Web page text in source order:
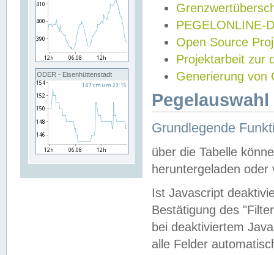
ODER - Eisenhüttenstadt
PEGELONLINE-
Open Source
Projektarbeit zur
Generierung von
Grundlegende
über die Tabelle
heruntergeladen oder
Ist Javascript
Bestätigung des
bei deaktiviertem
alle Felder